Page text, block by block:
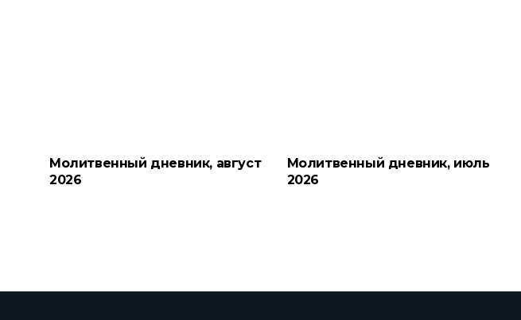
Молитвенный дневник, август
2026
Молитвенный дневник, июль
2026